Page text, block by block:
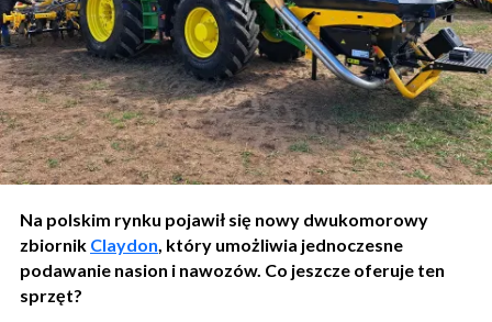
Na polskim rynku pojawił się nowy dwukomorowy
zbiornik Claydon, który umożliwia jednoczesne
podawanie nasion i nawozów. Co jeszcze oferuje ten
sprzęt?